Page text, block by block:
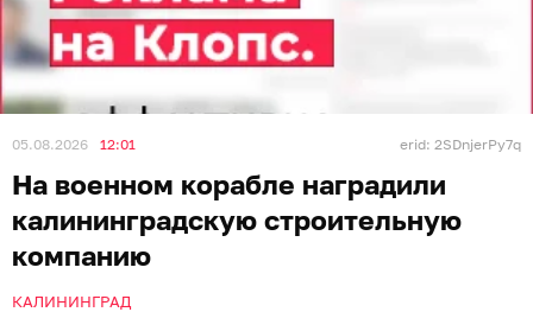
05.08.2026 12:01 erid: 2SDnjerPy7q
На военном корабле наградили
калининградскую строительную
компанию
КАЛИНИНГРАД